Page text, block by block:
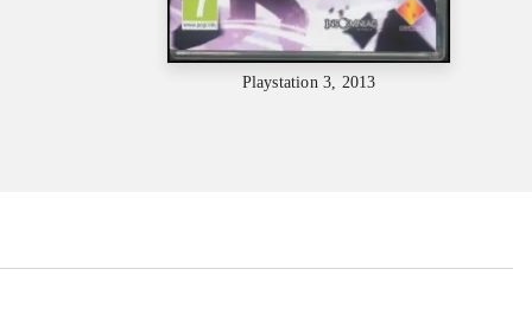
Playstation 3, 2013